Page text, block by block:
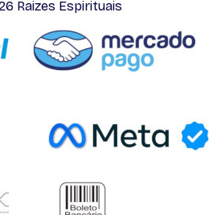
Raizes Espirituais